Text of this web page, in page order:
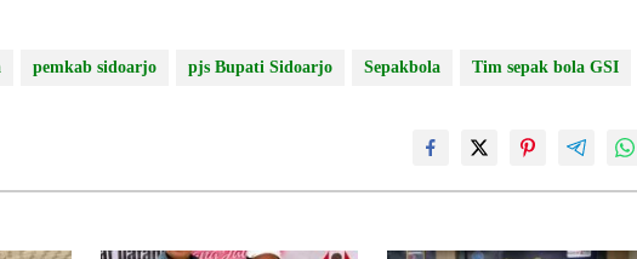
pemkab sidoarjo pjs Bupati Sidoarjo Sepakbola Tim sepak bola GSI